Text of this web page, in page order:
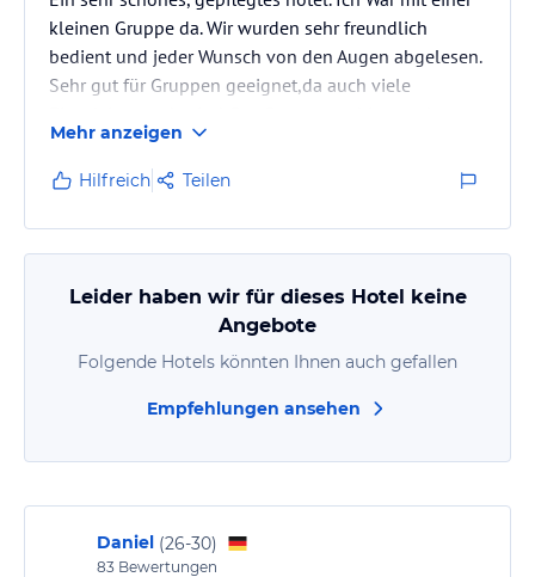
kleinen Gruppe da. Wir wurden sehr freundlich
bedient und jeder Wunsch von den Augen abgelesen.
Sehr gut für Gruppen geeignet,da auch viele
reichhaltiges essen.
Mehr anzeigen
Hilfreich Teilen
Leider haben wir für dieses Hotel keine
Angebote
Folgende Hotels könnten Ihnen auch gefallen
Empfehlungen ansehen
Daniel (26-30)
83 Bewertungen